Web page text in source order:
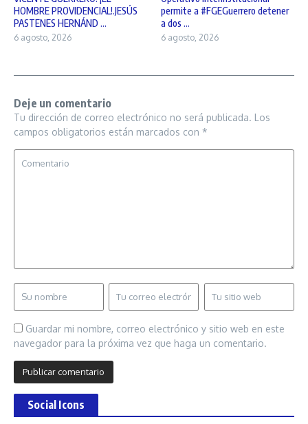
HOMBRE PROVIDENCIAL!.JESÚS
PASTENES HERNÁND ...
6 agosto, 2026
permite a #FGEGuerrero detener
a dos ...
6 agosto, 2026
Deje un comentario
Tu dirección de correo electrónico no será publicada. Los
campos obligatorios están marcados con *
Guardar mi nombre, correo electrónico y sitio web en este
navegador para la próxima vez que haga un comentario.
Social Icons